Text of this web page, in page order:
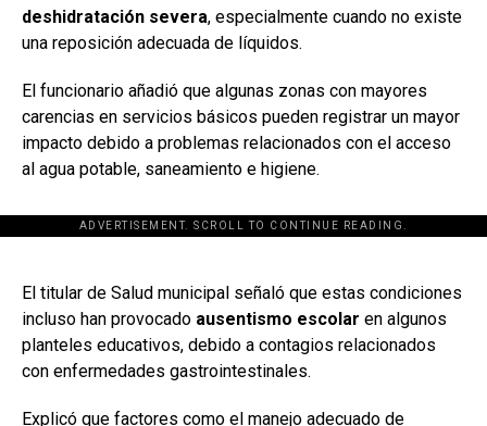
deshidratación severa, especialmente cuando no existe
una reposición adecuada de líquidos.
El funcionario añadió que algunas zonas con mayores
carencias en servicios básicos pueden registrar un mayor
impacto debido a problemas relacionados con el acceso
al agua potable, saneamiento e higiene.
ADVERTISEMENT. SCROLL TO CONTINUE READING.
[adsforwp id="243463"]
El titular de Salud municipal señaló que estas condiciones
incluso han provocado ausentismo escolar en algunos
planteles educativos, debido a contagios relacionados
con enfermedades gastrointestinales.
Explicó que factores como el manejo adecuado de